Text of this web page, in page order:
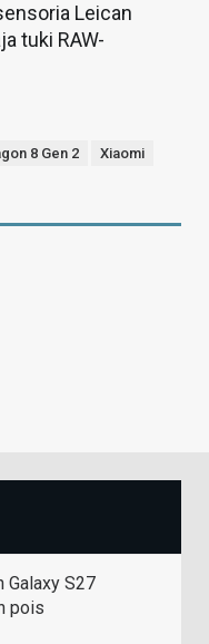
Leican
tuki RAW-
8 Gen 2
Xiaomi
Galaxy S27
pois